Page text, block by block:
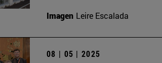
Imagen Leire Escalada
08 | 05 | 2025